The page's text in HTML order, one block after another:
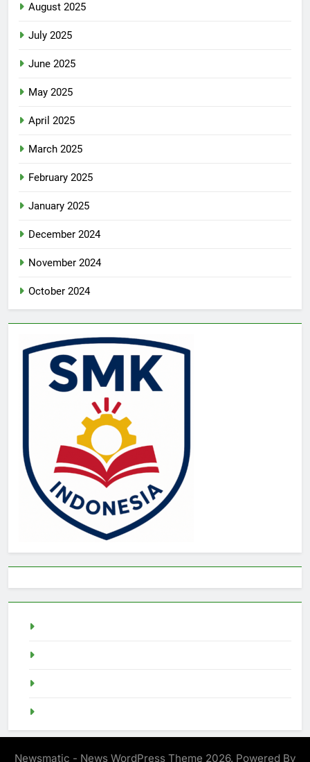
August 2025
July 2025
June 2025
May 2025
April 2025
March 2025
February 2025
January 2025
December 2024
November 2024
October 2024
Newsmatic - News WordPress Theme 2026. Powered By